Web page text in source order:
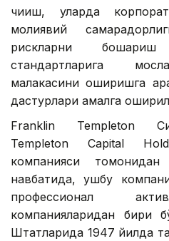
чиқиш, уларда
молиявий
рискларни
стандартларига
малакасини оширишга
дастурлари амалга
Franklin Templeton
Templeton Capital
компанияси
навбатида, ушбу
профессионал
компанияларидан бири
Штатларида 1947 йилда